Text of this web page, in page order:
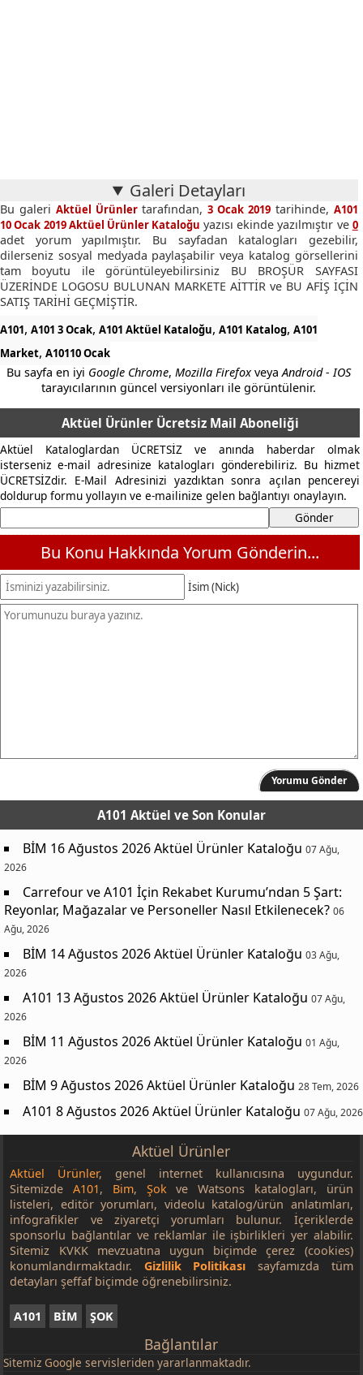
Galeri Detayları
Bu galeri Aktüel Ürünlertarafından,3 Ocak 2019 tarihinde, A101
10 Ocak 2019 Aktüel Ürünler Kataloğu yazısı ekinde yazılmıştır ve 0
adet yorum yapılmıştır. Bu sayfadan katalogları gezebilir,
dilerseniz sosyal medyada paylaşabilir veya katalog görsellerini
tam boyutu ile görüntüleyebilirsiniz BU BROŞÜR SAYFASI
ÜZERİNDE LOGOSU BULUNAN MARKETE AİTTİR ve BU AFİŞ İÇİN
SATIŞ TARİHİ GEÇMİŞTİR.
A101, A101 3 Ocak, A101 Aktüel Kataloğu, A101 Katalog, A101
Market, A10110 Ocak
Bu sayfa en iyi Google Chrome,Mozilla Firefox veyaAndroid - IOS
tarayıcılarının güncel versiyonları ile görüntülenir.
Aktüel Ürünler Ücretsiz Mail Aboneliği
Aktüel Kataloglardan ÜCRETSİZ ve anında haberdar olmak
isterseniz e-mail adresinize katalogları gönderebiliriz. Bu hizmet
ÜCRETSİZdir. E-Mail Adresinizi yazdıktan sonra açılan pencereyi
doldurup formu yollayın ve e-mailinize gelen bağlantıyı onaylayın.
Bu Konu Hakkında Yorum Gönderin...
İsim (Nick)
Yorumu Gönder
A101 Aktüel ve Son Konular
BİM 16 Ağustos 2026 Aktüel Ürünler Kataloğu 07 Ağu,
2026
Carrefour ve A101 İçin Rekabet Kurumu’ndan 5 Şart:
Reyonlar, Mağazalar ve Personeller Nasıl Etkilenecek? 06
Ağu, 2026
BİM 14 Ağustos 2026 Aktüel Ürünler Kataloğu 03 Ağu,
2026
A101 13 Ağustos 2026 Aktüel Ürünler Kataloğu 07 Ağu,
2026
BİM 11 Ağustos 2026 Aktüel Ürünler Kataloğu 01 Ağu,
2026
BİM 9 Ağustos 2026 Aktüel Ürünler Kataloğu 28 Tem, 2026
A101 8 Ağustos 2026 Aktüel Ürünler Kataloğu 07 Ağu, 2026
Aktüel Ürünler
Aktüel Ürünler, genel internet kullanıcısına uygundur.
SitemizdeA101, Bim, Şokve Watsons katalogları, ürün
listeleri, editör yorumları, videolu katalog/ürün anlatımları,
infografikler ve ziyaretçi yorumları bulunur. İçeriklerde
sponsorlu bağlantılar ve reklamlar ile işbirlikleri yer alabilir.
Sitemiz KVKK mevzuatına uygun biçimde çerez (cookies)
konumlandırmaktadır. Gizlilik Politikası sayfamızda tüm
detayları şeffaf biçimde öğrenebilirsiniz.
A101 BİM ŞOK
Bağlantılar
Sitemiz Google servisleriden yararlanmaktadır.